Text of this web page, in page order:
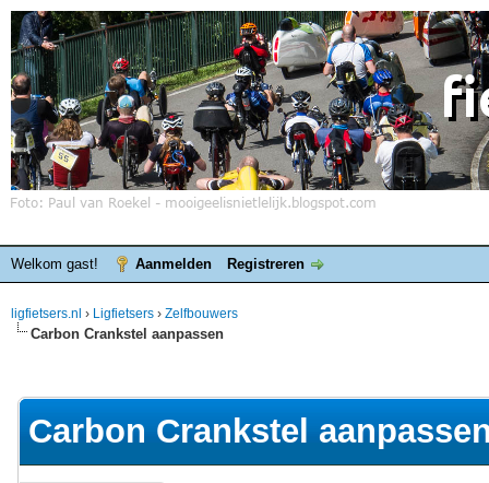
Welkom gast! Aanmelden Registreren
ligfietsers.nl › Ligfietsers › Zelfbouwers
Carbon Crankstel aanpassen
Carbon Crankstel